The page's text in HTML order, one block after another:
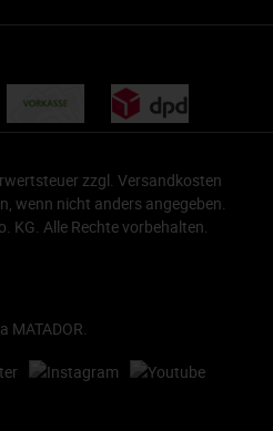
zzgl. Versandkosten
wenn nicht anders angegeben.
KG. Alle Rechte vorbehalten.